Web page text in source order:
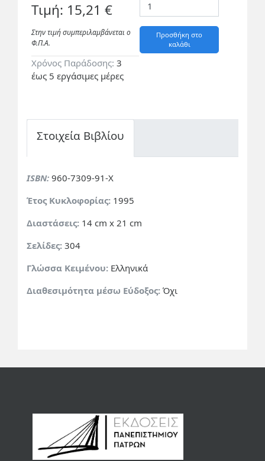
Τιμή: 15,21 €
Στην τιμή συμπεριλαμβάνεται ο
Φ.Π.A.
Χρόνος Παράδοσης: 3
έως 5 εργάσιμες μέρες
Προσθήκη στο
καλάθι
Στοιχεία Βιβλίου
ISBN: 960-7309-91-Χ
Έτος Κυκλοφορίας: 1995
Διαστάσεις: 14 cm x 21 cm
Σελίδες: 304
Γλώσσα Κειμένου: Ελληνικά
Διαθεσιμότητα μέσω Εύδοξος: Όχι